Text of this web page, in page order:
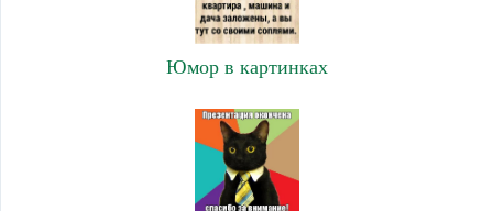
Юмор в картинках